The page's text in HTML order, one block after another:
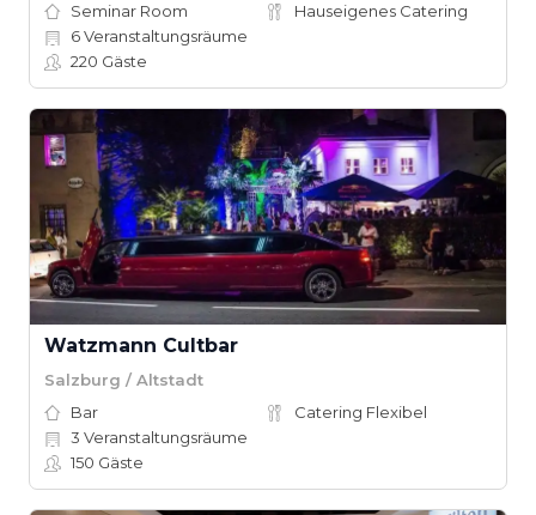
Seminar Room
Hauseigenes Catering
6Veranstaltungsräume
220 Gäste
Watzmann Cultbar
Salzburg / Altstadt
Bar
Catering Flexibel
3 Veranstaltungsräume
150 Gäste